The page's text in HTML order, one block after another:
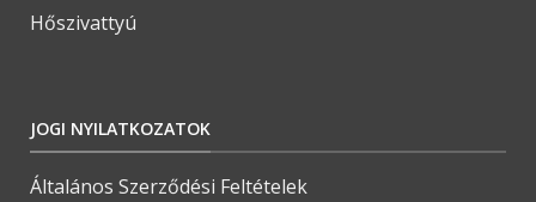
Hőszivattyú
JOGI NYILATKOZATOK
Általános Szerződési Feltételek